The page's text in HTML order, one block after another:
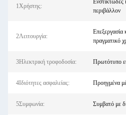
1Χρήστης:
Ενστικτώδες
περιβάλλον
2Λειτουργία:
Επεξεργασία
πραγματικό
3Ηλεκτρική τροφοδοσία: Πρωτότυπο
4Ιδιότητες ασφαλείας: Προηγμένα
5Συμφωνία: Συμβατό με